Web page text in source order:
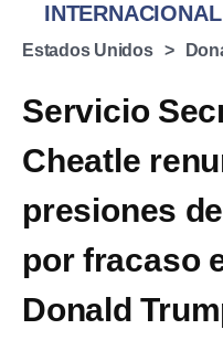
INTERNACIONAL
Estados Unidos
Servicio
Cheatle
presiones
por fracaso
Donald